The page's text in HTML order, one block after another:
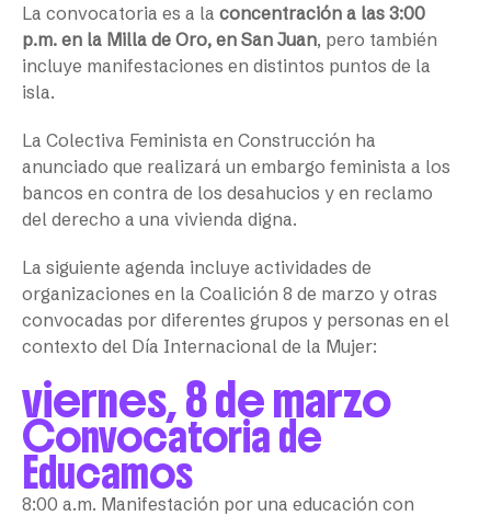
La convocatoria es a la concentración a las 3:00
p.m. en la Milla de Oro, en San Juan, pero también
incluye manifestaciones en distintos puntos de la
isla.
La Colectiva Feminista en Construcción ha
anunciado que realizará un embargo feminista a los
bancos en contra de los desahucios y en reclamo
del derecho a una vivienda digna.
La siguiente agenda incluye actividades de
organizaciones en la Coalición 8 de marzo y otras
convocadas por diferentes grupos y personas en el
contexto del Día Internacional de la Mujer:
viernes, 8 de marzo
Convocatoria de
Educamos
8:00 a.m. Manifestación por una educación con